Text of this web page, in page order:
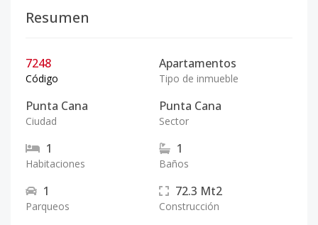
Resumen
7248
Código
Apartamentos
Tipo de inmueble
Punta Cana
Ciudad
Punta Cana
Sector
1
Habitaciones
1
Baños
1
Parqueos
72.3 Mt2
Construcción